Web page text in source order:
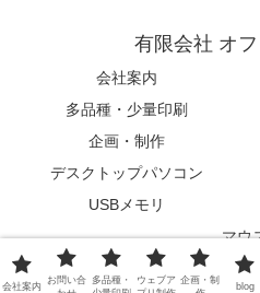
有限会社 オ
会社案内
多品種・少量印刷
企画・制作
デスクトップパソコン
USBメモリ
マウ
© 2015-2026 有限会
会社案内
お問い合 多品種・
ウェブア 企画・制
blog